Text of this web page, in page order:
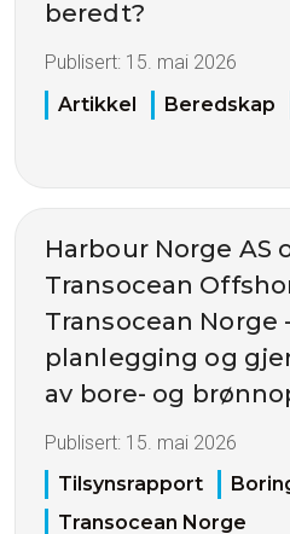
beredt?
Publisert: 15. mai 2026
Artikkel
Beredskap
Harbour Norge AS
Transocean
Transocean Norge -
planlegging og
av bore- og
Publisert: 15. mai 2026
Tilsynsrapport
Transocean Norge